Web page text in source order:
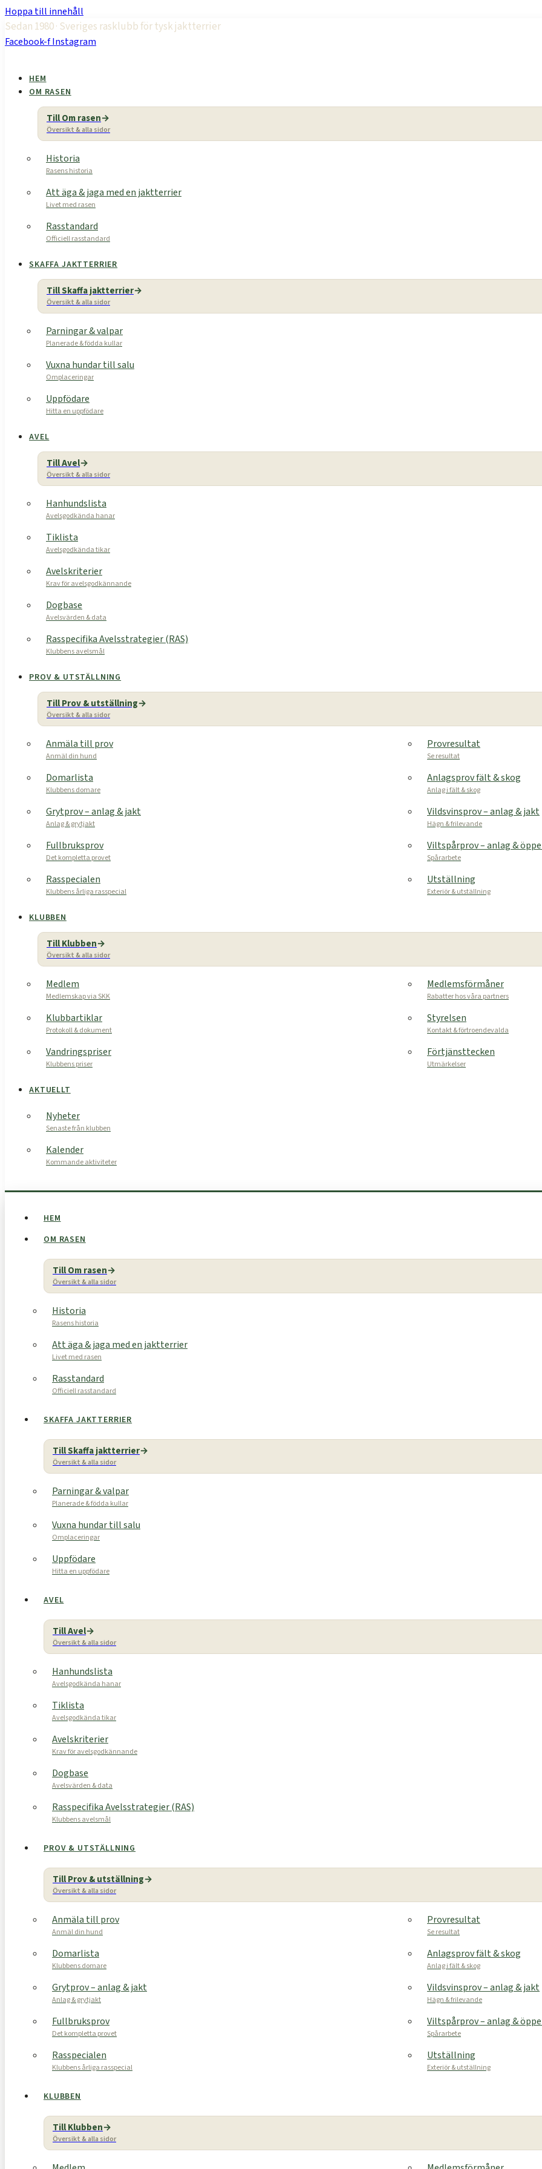
Hoppa till innehåll
Sedan 1980 · Sveriges rasklubb för tysk jaktterrier
Facebook-fInstagram
HEM
OM RASEN
Till Om rasen
Översikt & alla sidor
Historia
Rasens historia
Att äga & jaga med en jaktterrier
Livet med rasen
Rasstandard
Officiell rasstandard
SKAFFA JAKTTERRIER
Till Skaffa jaktterrier
Översikt & alla sidor
Parningar & valpar
Planerade & födda kullar
Vuxna hundar till salu
Omplaceringar
Uppfödare
Hitta en uppfödare
AVEL
Till Avel
Översikt & alla sidor
Hanhundslista
Avelsgodkända hanar
Tiklista
Avelsgodkända tikar
Avelskriterier
Krav för avelsgodkännande
Dogbase
Avelsvärden & data
Rasspecifika Avelsstrategier (RAS)
Klubbens avelsmål
PROV & UTSTÄLLNING
Till Prov & utställning
Översikt & alla sidor
Anmäla till prov
Anmäl din hund
Provresultat
Se resultat
Domarlista
Klubbens domare
Anlagsprov fält & skog
Anlag i fält & skog
Grytprov – anlag & jakt
Anlag & grytjakt
Vildsvinsprov – anlag & jakt
Hägn & frilevande
Fullbruksprov
Det kompletta provet
Viltspårprov – anlag &
Spårarbete
Rasspecialen
Klubbens årliga rasspecial
Utställning
Exteriör & utställning
KLUBBEN
Till Klubben
Översikt & alla sidor
Medlem
Medlemskap via SKK
Medlemsförmåner
Rabatter hos våra partners
Klubbartiklar
Protokoll & dokument
Styrelsen
Kontakt & förtroendevalda
Vandringspriser
Klubbens priser
Förtjänsttecken
Utmärkelser
AKTUELLT
Nyheter
Senaste från klubben
Kalender
Kommande aktiviteter
HEM
OM RASEN
Till Om rasen
Översikt & alla sidor
Historia
Rasens historia
Att äga & jaga med en jaktterrier
Livet med rasen
Rasstandard
Officiell rasstandard
SKAFFA JAKTTERRIER
Till Skaffa jaktterrier
Översikt & alla sidor
Parningar & valpar
Planerade & födda kullar
Vuxna hundar till salu
Omplaceringar
Uppfödare
Hitta en uppfödare
AVEL
Till Avel
Översikt & alla sidor
Hanhundslista
Avelsgodkända hanar
Tiklista
Avelsgodkända tikar
Avelskriterier
Krav för avelsgodkännande
Dogbase
Avelsvärden & data
Rasspecifika Avelsstrategier (RAS)
Klubbens avelsmål
PROV & UTSTÄLLNING
Till Prov & utställning
Översikt & alla sidor
Anmäla till prov
Anmäl din hund
Provresultat
Se resultat
Domarlista
Klubbens domare
Anlagsprov fält & skog
Anlag i fält & skog
Grytprov – anlag & jakt
Anlag & grytjakt
Vildsvinsprov – anlag & jakt
Hägn & frilevande
Fullbruksprov
Det kompletta provet
Viltspårprov – anlag &
Spårarbete
Rasspecialen
Klubbens årliga rasspecial
Utställning
Exteriör & utställning
KLUBBEN
Till Klubben
Översikt & alla sidor